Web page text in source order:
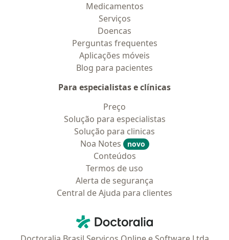
Medicamentos
Serviços
Doencas
Perguntas frequentes
Aplicações móveis
Blog para pacientes
Para especialistas e clínicas
Preço
Solução para especialistas
Solução para clinicas
Noa Notes
novo
Conteúdos
Termos de uso
Alerta de segurança
Central de Ajuda para clientes
Doctoralia - Homepage